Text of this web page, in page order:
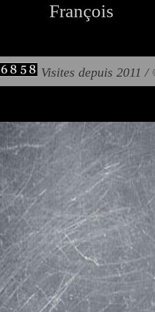
François
Visites depuis 2011